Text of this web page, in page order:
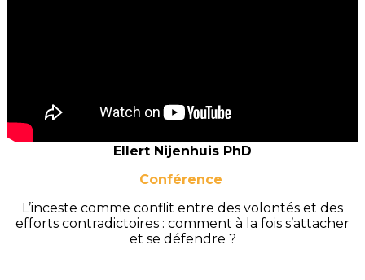
Ellert Nijenhuis PhD
Conférence
L’inceste comme conflit entre des volontés et des
efforts contradictoires : comment à la fois s’attacher
et se défendre ?